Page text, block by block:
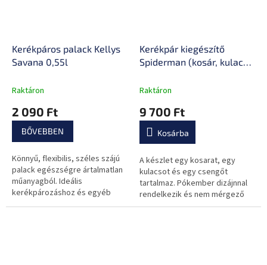
Kerékpáros palack Kellys
Savana 0,55l
Raktáron
2 090 Ft
BŐVEBBEN
Könnyű, flexibilis, széles szájú
palack egészségre ártalmatlan
műanyagból. Ideális
kerékpározáshoz és egyéb
sportokhoz.
Kerékpár kiegészítő
Spiderman (kosár, kulacs,
Raktáron
9 700 Ft
Kosárba
A készlet egy kosarat, egy
kulacsot és egy csengőt
tartalmaz. Pókember dizájnnal
rendelkezik és nem mérgező
műanyagból készült.